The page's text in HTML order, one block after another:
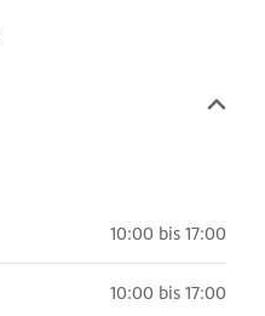
10:00 bis 17:00
10:00 bis 17:00